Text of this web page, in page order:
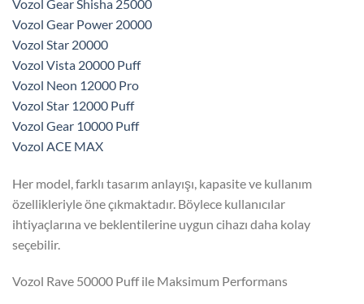
Vozol Gear Shisha 25000
Vozol Gear Power 20000
Vozol Star 20000
Vozol Vista 20000 Puff
Vozol Neon 12000 Pro
Vozol Star 12000 Puff
Vozol Gear 10000 Puff
Vozol ACE MAX
Her model, farklı tasarım anlayışı, kapasite ve kullanım
özellikleriyle öne çıkmaktadır. Böylece kullanıcılar
ihtiyaçlarına ve beklentilerine uygun cihazı daha kolay
seçebilir.
Vozol Rave 50000 Puff ile Maksimum Performans